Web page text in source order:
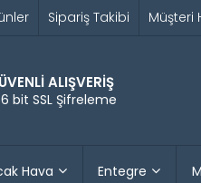
Sipariş Takibi Müşteri
ALIŞVERİŞ
bit SSL Şifreleme
Hava Entegre